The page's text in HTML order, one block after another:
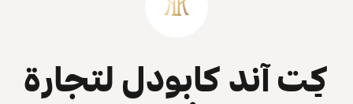
كِت آند كابودل لتجارة